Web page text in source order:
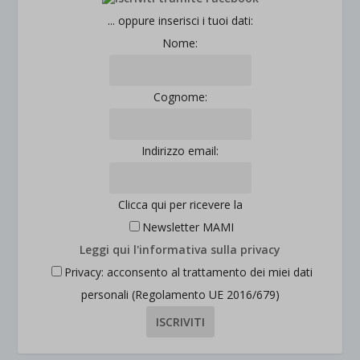
... oppure inserisci i tuoi dati:
Nome:
Cognome:
Indirizzo email:
Clicca qui per ricevere la
Newsletter MAMI
Leggi qui l'informativa sulla privacy
Privacy: acconsento al trattamento dei miei dati
personali (Regolamento UE 2016/679)